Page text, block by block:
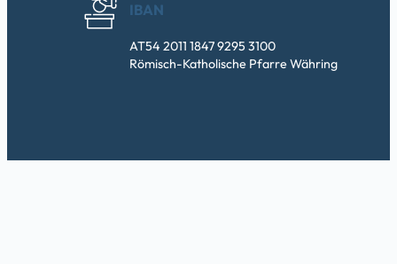
IBAN
AT54 2011 1847 9295 3100
Römisch-Katholische Pfarre Währing